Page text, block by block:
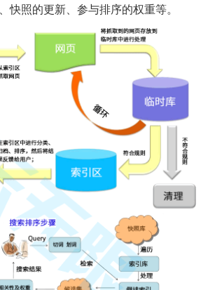
快照的更新、参与排序的权重等。